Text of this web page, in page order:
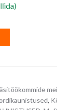
n
a
,